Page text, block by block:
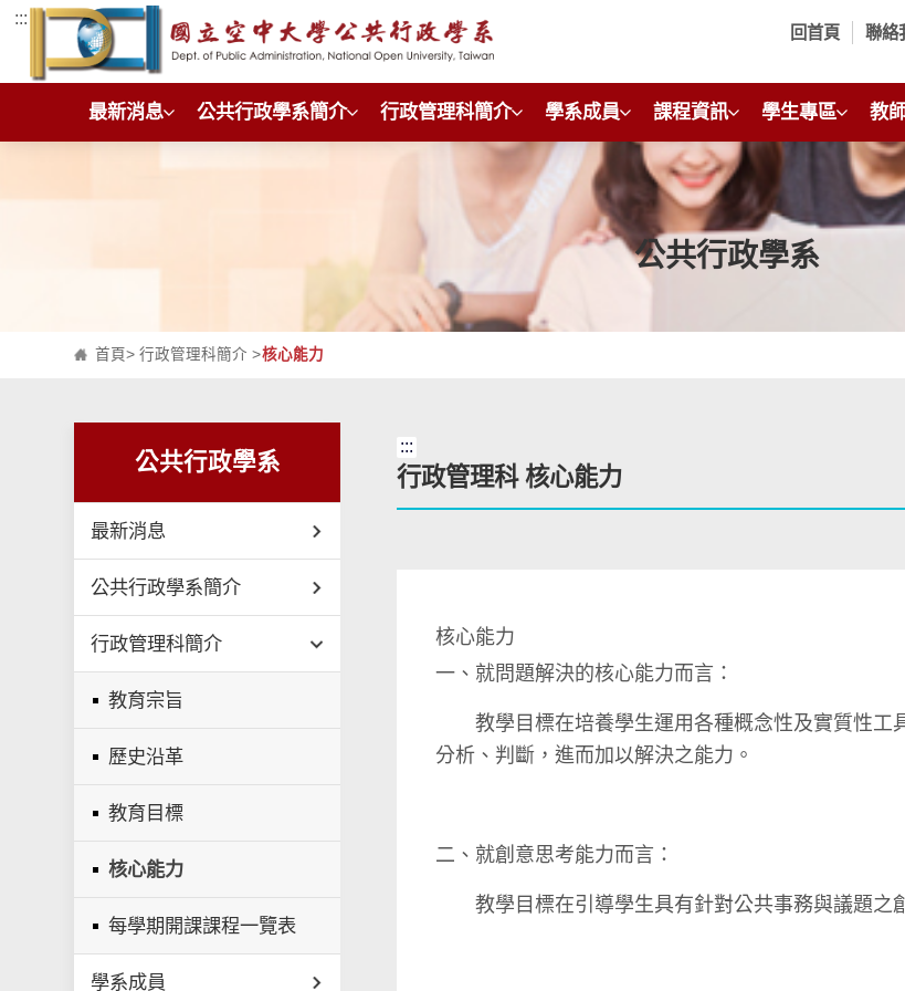
跳到主要內容區塊
:::
回首頁 聯絡
最新消息 公共行政學系簡介 行政管理科簡介 學系成員 課程資訊 學生專區 教
公共行政學系
首頁>行政管理科簡介 >核心能力
公共行政學系
最新消息
公共行政學系簡介
行政管理科簡介
教育宗旨
歷史沿革
教育目標
核心能力
每學期開課課程一覽表
學系成員
:::
行政管理科 核心能力
核心能力
一、就問題解決的核心能力而言：
教學目標在培養學生運用各種概念性及實質性工
分析、判斷，進而加以解決之能力。
二、就創意思考能力而言：
教學目標在引導學生具有針對公共事務與議題之